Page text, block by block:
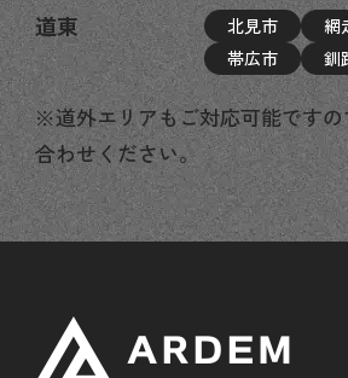
道東 北見市 網
帯広市
釧
※道外エリアもご対応可能です
合わせください。